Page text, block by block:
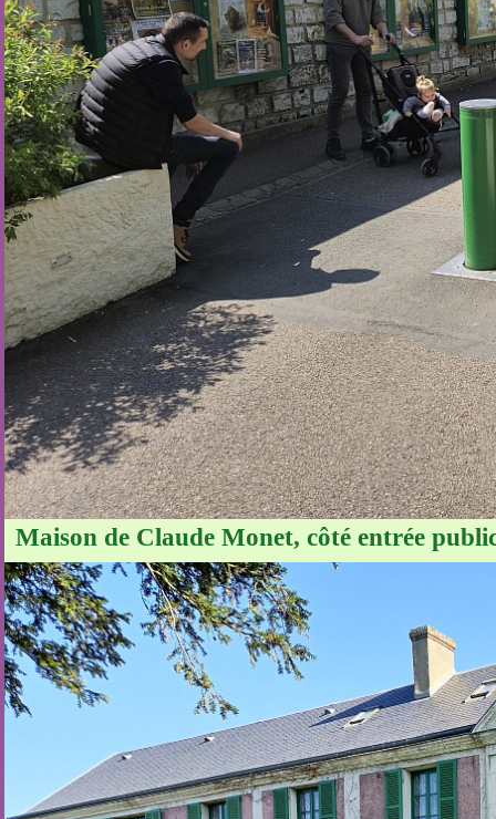
Maison de Claude Monet, côté entrée